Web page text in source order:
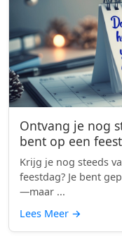
Ontvang je nog
bent op een
Krijg je nog steeds
feestdag? Je bent
—maar ...
Lees Meer →